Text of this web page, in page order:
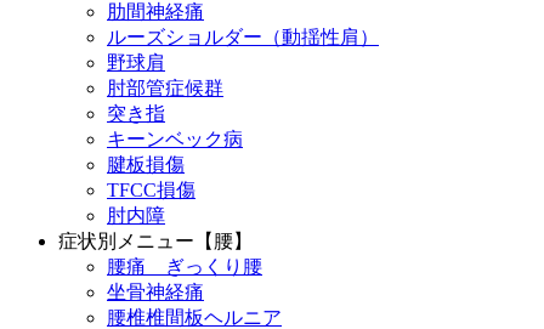
肋間神経痛
ルーズショルダー（動揺性肩）
野球肩
肘部管症候群
突き指
キーンベック病
腱板損傷
TFCC損傷
肘内障
症状別メニュー【腰】
腰痛 ぎっくり腰
坐骨神経痛
腰椎椎間板ヘルニア